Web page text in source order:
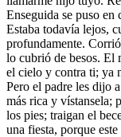
Enseguida se puso en
Estaba todavía lejos,
profundamente.
lo cubrió de besos. El
el cielo y contra ti; ya
Pero el padre les dijo
más rica y vístansela;
los pies; traigan el
una fiesta, porque